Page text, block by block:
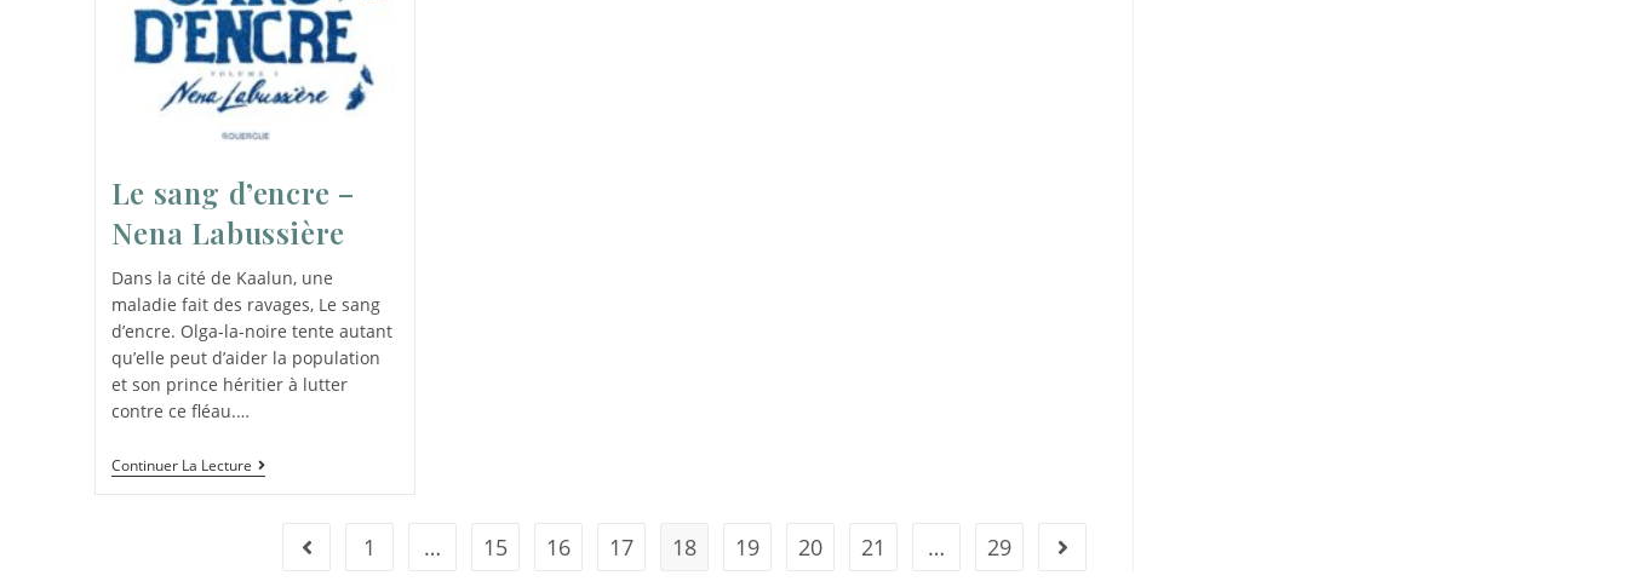
Le sang d’encre –
Nena Labussière
Dans la cité de Kaalun, une
maladie fait des ravages, Le sang
d’encre. Olga-la-noire tente autant
qu’elle peut d’aider la population
et son prince héritier à lutter
contre ce fléau.…
Continuer La Lecture
1 … 15 16 17 18 19 20 21 … 29